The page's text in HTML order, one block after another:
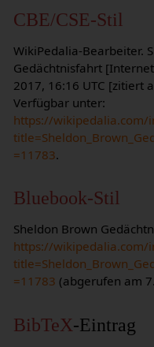
CBE/CSE-Stil
WikiPedalia-Bearbeiter.
Gedächtnisfahrt
2017, 16:16 UTC [zitiert
Verfügbar unter:
https://wikipedalia.com/
=11783.
Bluebook-Stil
Sheldon Brown
https://wikipedalia.com/
=11783 (abgerufen am
BibTeX-Eintrag